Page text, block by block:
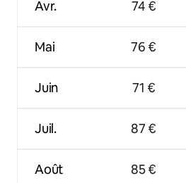
Avr.
Mai
Juin
Juil.
Août
74 €
76 €
71 €
87 €
85 €